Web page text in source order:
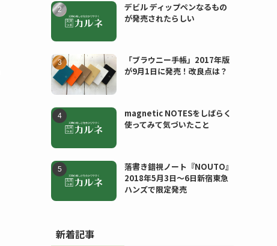
デビル ディップペンなるもの
が発売されたらしい
「ブラウニー手帳」2017年版
が9月1日に発売！改良点は？
magnetic NOTESをしばらく
使ってみて気づいたこと
落書き錯視ノート『NOUTO』
2018年5月3日〜6日新宿東急
ハンズで限定発売
新着記事